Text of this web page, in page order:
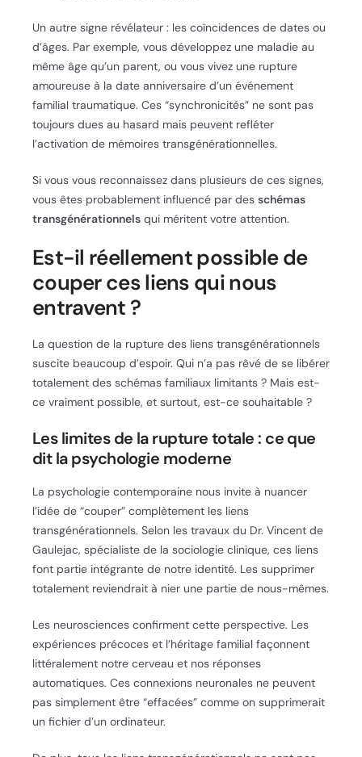
Un autre signe révélateur : les coïncidences de dates ou
d’âges. Par exemple, vous développez une maladie au
même âge qu’un parent, ou vous vivez une rupture
amoureuse à la date anniversaire d’un événement
familial traumatique. Ces “synchronicités” ne sont pas
toujours dues au hasard mais peuvent refléter
l’activation de mémoires transgénérationnelles.
Si vous vous reconnaissez dans plusieurs de ces signes,
vous êtes probablement influencé par des schémas
transgénérationnels qui méritent votre attention.
Est-il réellement possible de
couper ces liens qui nous
entravent ?
La question de la rupture des liens transgénérationnels
suscite beaucoup d’espoir. Qui n’a pas rêvé de se libérer
totalement des schémas familiaux limitants ? Mais est-
ce vraiment possible, et surtout, est-ce souhaitable ?
Les limites de la rupture totale : ce que
dit la psychologie moderne
La psychologie contemporaine nous invite à nuancer
l’idée de “couper” complètement les liens
transgénérationnels. Selon les travaux du Dr. Vincent de
Gaulejac, spécialiste de la sociologie clinique, ces liens
font partie intégrante de notre identité. Les supprimer
totalement reviendrait à nier une partie de nous-mêmes.
Les neurosciences confirment cette perspective. Les
expériences précoces et l’héritage familial façonnent
littéralement notre cerveau et nos réponses
automatiques. Ces connexions neuronales ne peuvent
pas simplement être “effacées” comme on supprimerait
un fichier d’un ordinateur.